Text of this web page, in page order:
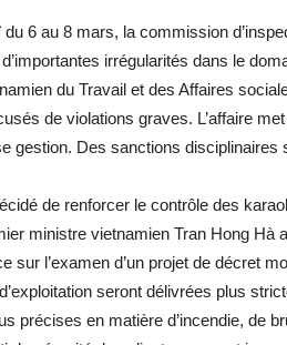
du 6 au 8 mars, la commission
irrégularités dans le
du Travail et des Affaires
de violations graves. L’affaire
gestion. Des sanctions disciplinaires
de renforcer le contrôle des
ministre vietnamien Tran Hong Hà
sur l’examen d’un projet de décret
seront délivrées plus
précises en matière d’incendie, de